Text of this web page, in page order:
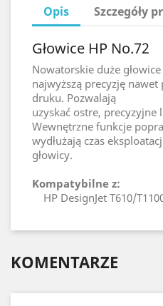
Opis Szczegóły
Głowice HP No.72
Nowatorskie duże
najwyższą precyzję
druku. Pozwalają
uzyskać ostre, precyzyjne
Wewnętrzne funkcje
wydłużają czas
głowicy.
Kompatybilne z:
HP DesignJet T610/
KOMENTARZE